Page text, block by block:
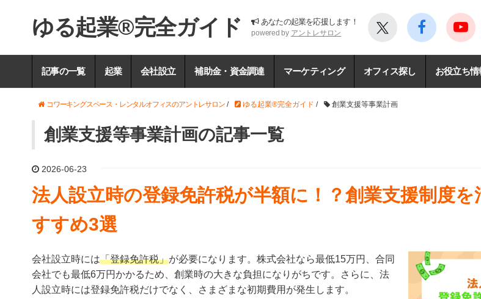
ゆる起業®完全ガイド あなたの起業を応援します！
powered by アントレサロン
記事の一覧 起業 会社設立 補助金・資金調達 マーケティング オフィス探し お役立ち情
コワーキングスペース・レンタルオフィスのアントレサロン/ ゆる起業®完全ガイド / 創業支援等事業計画
創業支援等事業計画の記事一覧
2026-06-23
法人設立時の登録免許税が半額に！？創業支援制度
すすめ3選
会社設立時には「登録免許税」が必要になります。株式会社なら最低15万円、合同
会社でも最低6万円かかるため、創業時の大きな負担になりがちです。さらに、法
人設立時には登録免許税だけでなく、さまざまな初期費用が発生します。